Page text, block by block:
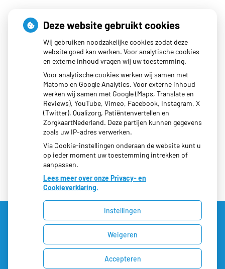
Openingstijden
08:00 - 17:00
08:00 - 17:00
Woensdag:
08:00 - 19:30
Donderdag:
08:00 - 17:00
08:00 - 17:00
Uw Zorg Online|Beheer
Cookie-instellingen
Deze website gebruikt cookies
Wij gebruiken noodzakelijke cookies zodat deze
website goed kan werken. Voor analytische cookies
en externe inhoud vragen wij uw toestemming.
Voor analytische cookies werken wij samen met
Matomo en Google Analytics. Voor externe inhoud
werken wij samen met Google (Maps, Translate en
Reviews), YouTube, Vimeo, Facebook, Instagram, X
(Twitter), Qualizorg, Patiëntenvertellen en
ZorgkaartNederland. Deze partijen kunnen gegevens
zoals uw IP-adres verwerken.
Via Cookie-instellingen onderaan de website kunt u
op ieder moment uw toestemming intrekken of
aanpassen.
Lees meer over onze Privacy- en
Cookieverklaring.
Instellingen
Weigeren
Accepteren